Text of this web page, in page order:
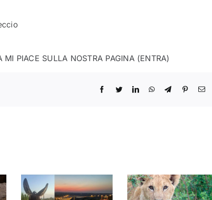
PIACE SULLA NOSTRA PAGINA (ENTRA)